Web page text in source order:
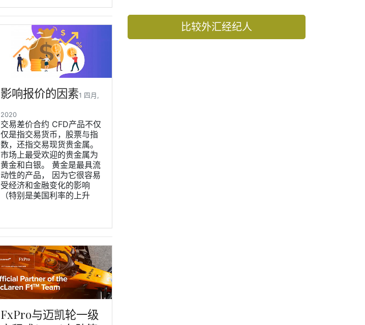
影响报价的因素1 四月,
2020
交易差价合约 CFD产品不仅
仅是指交易货币，股票与指
数，还指交易现货贵金属。
市场上最受欢迎的贵金属为
黄金和白银。 黄金是最具流
动性的产品， 因为它很容易
受经济和金融变化的影响
（特别是美国利率的上升
FxPro与迈凯轮一级
比较外汇经纪人